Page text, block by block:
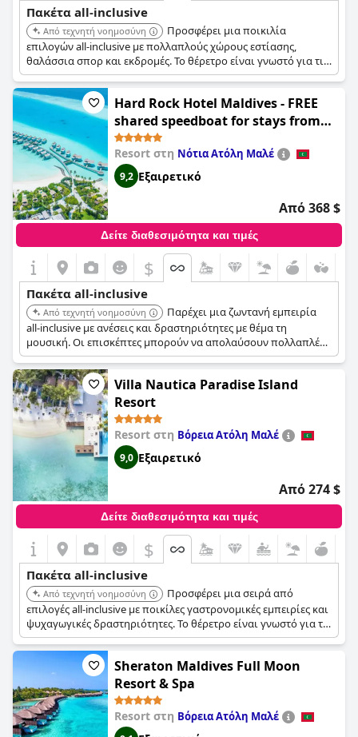
αποτελώντας μια υπέροχη all-inclusive εμπειρία.
Πακέτα all-inclusive
Από τεχνητή νοημοσύνη
Προσφέρει μια ποικιλία
επιλογών all-inclusive με πολλαπλούς χώρους εστίασης,
θαλάσσια σπορ και εκδρομές. Το θέρετρο είναι γνωστό για τις
όμορφες παραλίες του και τις ποικίλες δραστηριότητες, που
καλύπτουν τόσο τη χαλάρωση όσο και την περιπέτεια.
Hard Rock Hotel Maldives - FREE
shared speedboat for stays from
01st Mar to 31st Oct 2026
Resort στη Νότια Ατόλη Μαλέ
9,2 Εξαιρετικό
Από 368 $
Δείτε διαθεσιμότητα και τιμές
$
Πακέτα all-inclusive
Από τεχνητή νοημοσύνη
Παρέχει μια ζωντανή εμπειρία
all-inclusive με ανέσεις και δραστηριότητες με θέμα τη
μουσική. Οι επισκέπτες μπορούν να απολαύσουν πολλαπλές
επιλογές φαγητού, μια ζωντανή σκηνή πισίνας και πρόσβαση
στη Μαρίνα @ CROSSROADS, προσφέροντας μια μοναδική και
διασκεδαστική διαμονή.Villa Nautica Paradise Island
Resort
Resort στη Βόρεια Ατόλη Μαλέ
9,0 Εξαιρετικό
Από 274 $
Δείτε διαθεσιμότητα και τιμές
$
Πακέτα all-inclusive
Από τεχνητή νοημοσύνη
Προσφέρει μια σειρά από
επιλογές all-inclusive με ποικίλες γαστρονομικές εμπειρίες και
ψυχαγωγικές δραστηριότητες. Το θέρετρο είναι γνωστό για τις
εκτεταμένες εγκαταστάσεις του, συμπεριλαμβανομένου σπα,
πολλαπλών εστιατορίων και θαλάσσιων σπορ, παρέχοντας
μια ολοκληρωμένη εμπειρία διακοπών.
Sheraton Maldives Full Moon
Resort & Spa
Resort στη Βόρεια Ατόλη Μαλέ